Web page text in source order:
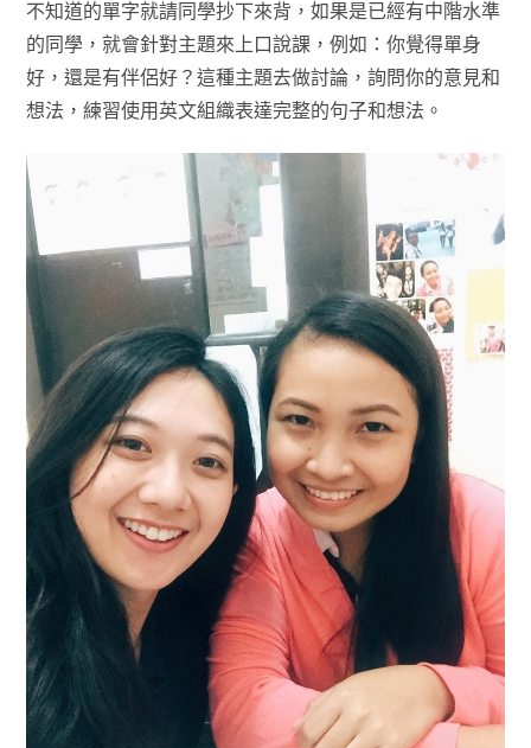
不知道的單字就請同學抄下來背，如果是已經有中階水準
的同學，就會針對主題來上口說課，例如：你覺得單身
好，還是有伴侶好？這種主題去做討論，詢問你的意見和
想法，練習使用英文組織表達完整的句子和想法。